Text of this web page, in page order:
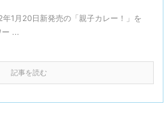
1月20日新発売の「親子カレー！」を
...
記事を読む